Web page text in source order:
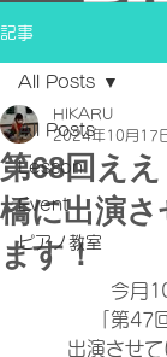
記事
All Posts
Lesson
Event
ピアノ教室
All Posts
第68回え
橋に出演
ます！
HIKARU
2024年10月17
今月
「第47
出演させて